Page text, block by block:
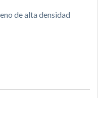
de alta densidad